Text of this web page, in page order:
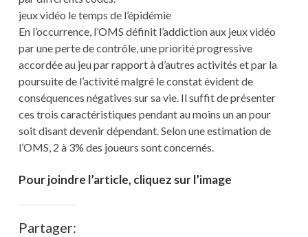
jeux vidéo le temps de l’épidémie
En l’occurrence, l’OMS définit l’addiction aux jeux vidéo
par une perte de contrôle, une priorité progressive
accordée au jeu par rapport à d’autres activités et par la
poursuite de l’activité malgré le constat évident de
conséquences négatives sur sa vie. Il suffit de présenter
ces trois caractéristiques pendant au moins un an pour
soit disant devenir dépendant. Selon une estimation de
l’OMS, 2 à 3% des joueurs sont concernés.
Pour joindre l’article, cliquez sur l’image
Partager: